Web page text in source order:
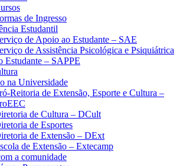
de Ingresso
Estudantil
de Apoio ao Estudante – SAE
de Assistência Psicológica e Psiquiátrica
Estudante – SAPPE
na Universidade
Reitoria de Extensão, Esporte e Cultura –
de Cultura – DCult
de Esportes
de Extensão – DExt
de Extensão – Extecamp
a comunidade